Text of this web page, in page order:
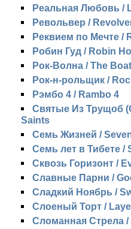
Реальная Любовь /
Револьвер /
Реквием по Мечте /
Робин Гуд / Robin
Рок-Волна / The
Рок-н-рольщик /
Рэмбо 4 / Rambo 4
Святые Из Трущоб
Saints
Семь Жизней /
Семь лет в Тибете /
Сквозь Горизонт /
Славные Парни /
Сладкий Ноябрь /
Слоеный Торт /
Сломанная Стрела